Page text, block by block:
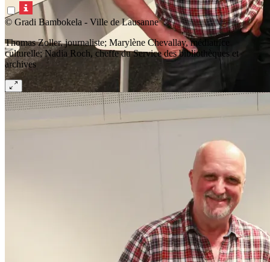
© Gradi Bambokela - Ville de Lausanne
Thomas Zoller, journaliste; Marylène Chevallay, médiatrice
culturelle; Nadia Roch, cheffe du Service des bibliothèques et
archives